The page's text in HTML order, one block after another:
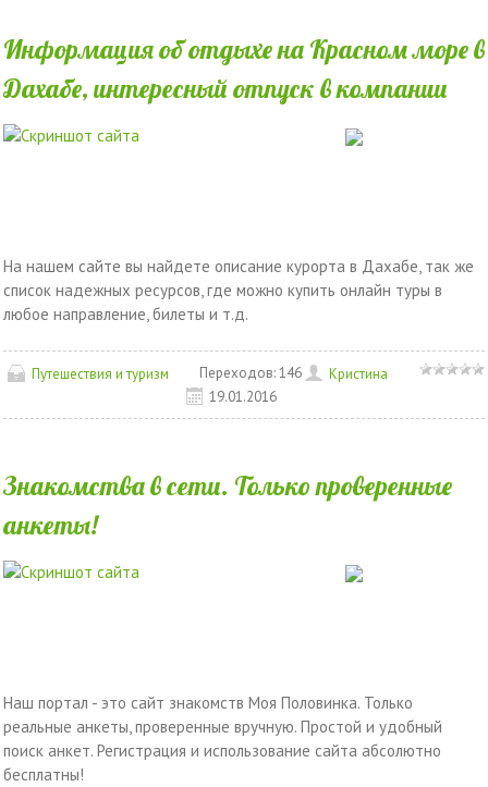
Информация об отдыхе на Красном море в
Дахабе, интересный отпуск в компании
На нашем сайте вы найдете описание курорта в Дахабе, так же
список надежных ресурсов, где можно купить онлайн туры в
любое направление, билеты и т.д.
Путешествия и туризм Переходов:146
Кристина
19.01.2016
Знакомства в сети. Только проверенные
анкеты!
Наш портал - это сайт знакомств Моя Половинка. Только
реальные анкеты, проверенные вручную. Простой и удобный
поиск анкет. Регистрация и использование сайта абсолютно
бесплатны!